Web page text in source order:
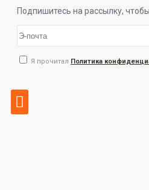
Подпишитесь на рассылку,
Я прочитал Политика